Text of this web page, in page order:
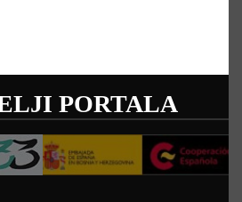
PORTALA